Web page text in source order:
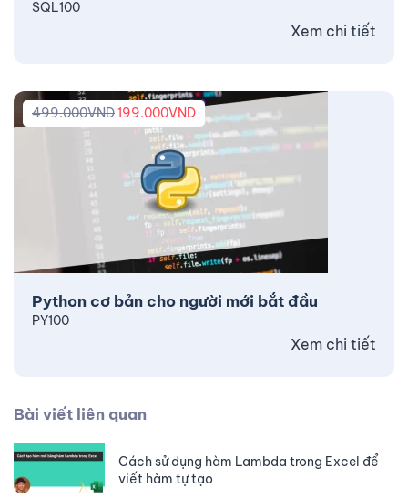
SQL100
Xem chi tiết
Python cơ bản cho người mới bắt đầu
499.000VND199.000VND
PY100
Xem chi tiết
Bài viết liên quan
Cách sử dụng hàm Lambda trong Excel để
viết hàm tự tạo